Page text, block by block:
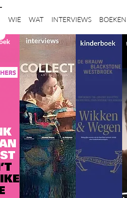
WIE WAT INTERVIEWS BOEKEN